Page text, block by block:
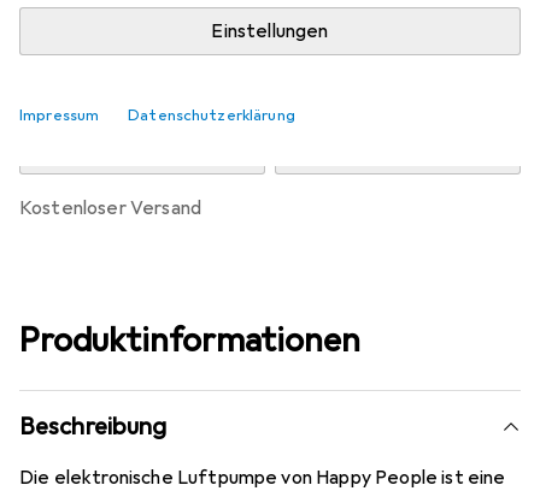
Einstellungen
Impressum Datenschutzerklärung
Gigasport GmbHAT
kostenloser Versand
Produktinformationen
Beschreibung
Die elektronische Luftpumpe von Happy People ist eine